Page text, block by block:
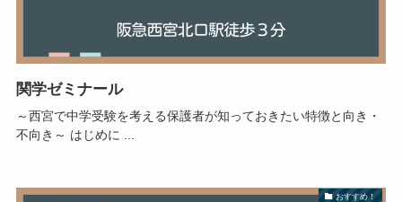
関学ゼミナール
～西宮で中学受験を考える保護者が知っておきたい特徴と向き・
不向き～ はじめに ...
おすすめ！